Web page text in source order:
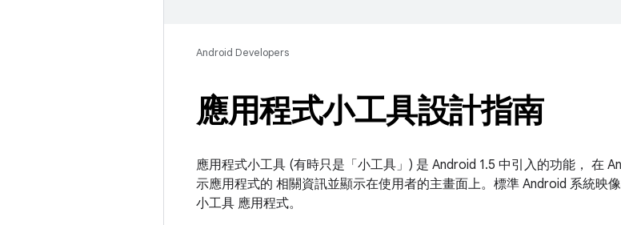
Android Developers
應用程式小工具設計指南
應用程式小工具 (有時只是「小工具」) 是 Android 1.5 中引入的功能， 在
示應用程式的 相關資訊並顯示在使用者的主畫面上。標準 Android 系統映
小工具 應用程式。